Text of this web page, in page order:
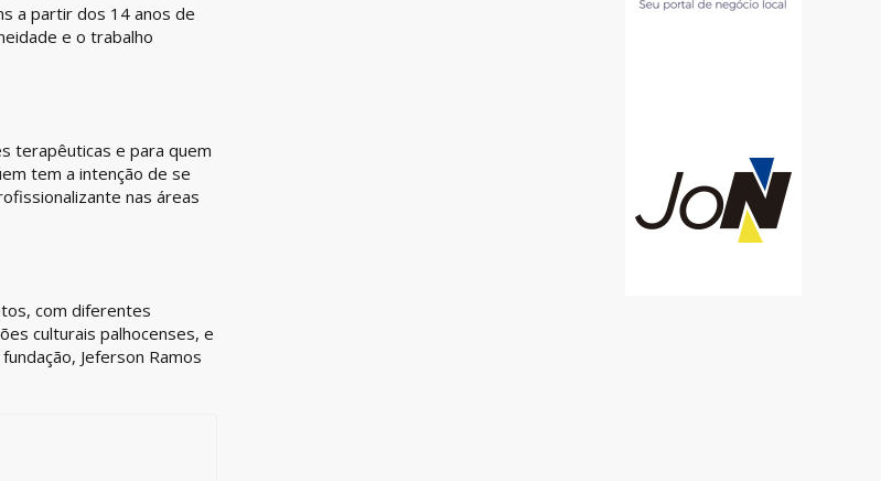
a partir dos 14 anos de
e o trabalho
terapêuticas e para quem
tem a intenção de se
nas áreas
com diferentes
culturais palhocenses, e
Jeferson Ramos